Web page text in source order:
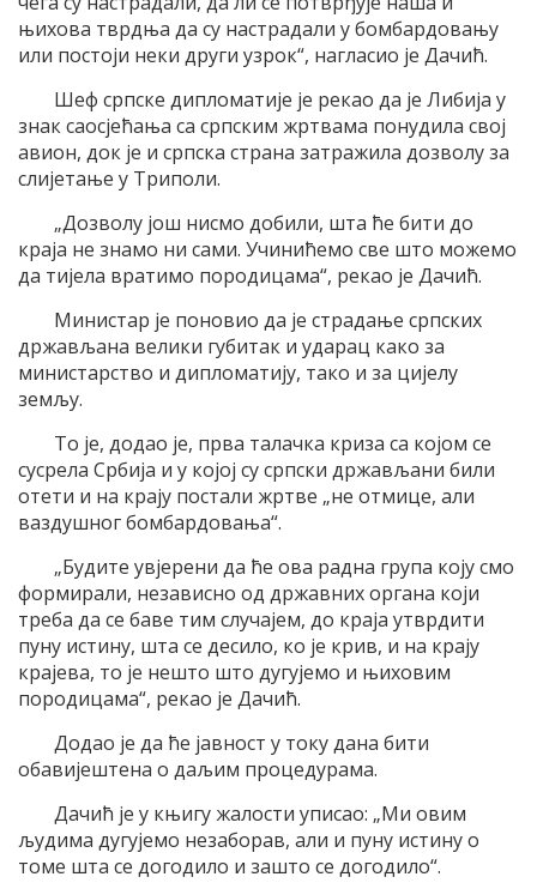
њихова тврдња да су настрадали у бомбардовању
или постоји неки други узрок“, нагласио је Дачић.
Шеф српске дипломатије је рекао да је Либија у
знак саосјећања са српским жртвама понудила свој
авион, док је и српска страна затражила дозволу за
слијетање у Триполи.
„Дозволу још нисмо добили, шта ће бити до
краја не знамо ни сами. Учинићемо све што можемо
да тијела вратимо породицама“, рекао је Дачић.
Министар је поновио да је страдање српских
држављана велики губитак и ударац како за
министарство и дипломатију, тако и за цијелу
земљу.
То је, додао је, прва талачка криза са којом се
сусрела Србија и у којој су српски држављани били
отети и на крају постали жртве „не отмице, али
ваздушног бомбардовања“.
„Будите увјерени да ће ова радна група коју смо
формирали, независно од државних органа који
треба да се баве тим случајем, до краја утврдити
пуну истину, шта се десило, ко је крив, и на крају
крајева, то је нешто што дугујемо и њиховим
породицама“, рекао је Дачић.
Додао је да ће јавност у току дана бити
обавијештена о даљим процедурама.
Дачић је у књигу жалости уписао: „Ми овим
људима дугујемо незаборав, али и пуну истину о
томе шта се догодило и зашто се догодило“.